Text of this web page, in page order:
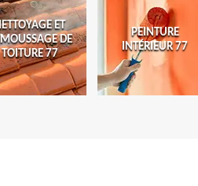
ET
DE
TOITURE 77
PEINTURE
INTÉRIEUR 77